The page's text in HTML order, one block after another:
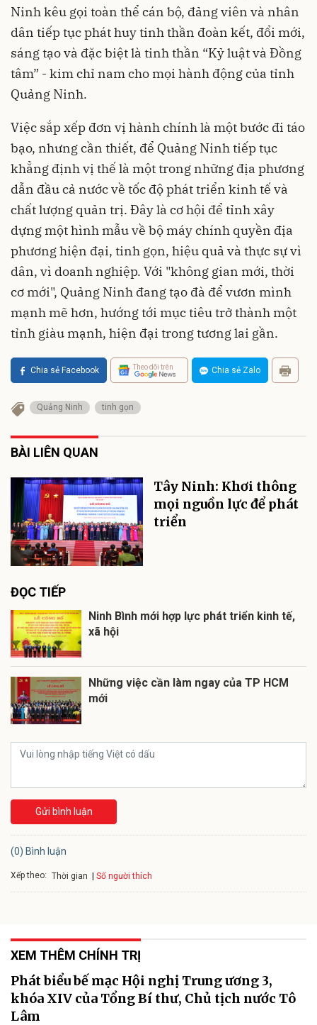
Ninh kêu gọi toàn thể cán bộ, đảng viên và nhân
dân tiếp tục phát huy tinh thần đoàn kết, đổi mới,
sáng tạo và đặc biệt là tinh thần “Kỷ luật và Đồng
tâm” - kim chỉ nam cho mọi hành động của tỉnh
Quảng Ninh.
Việc sắp xếp đơn vị hành chính là một bước đi táo
bạo, nhưng cần thiết, để Quảng Ninh tiếp tục
khẳng định vị thế là một trong những địa phương
dẫn đầu cả nước về tốc độ phát triển kinh tế và
chất lượng quản trị. Đây là cơ hội để tỉnh xây
dựng một hình mẫu về bộ máy chính quyền địa
phương hiện đại, tinh gọn, hiệu quả và thực sự vì
dân, vì doanh nghiệp. Với "không gian mới, thời
cơ mới", Quảng Ninh đang tạo đà để vươn mình
mạnh mẽ hơn, hướng tới mục tiêu trở thành một
tỉnh giàu mạnh, hiện đại trong tương lai gần.
Chia sẻ Facebook Theo dõi trên Chia sẻ Zalo
Quảng Ninh tinh gọn
BÀI LIÊN QUAN
Tây Ninh: Khơi thông
mọi nguồn lực để phát
triển
ĐỌC TIẾP
Ninh Bình mới hợp lực phát triển kinh tế,
xã hội
Những việc cần làm ngay của TP HCM
mới
Gửi bình luận
(0) Bình luận
Xếp theo: Thời gian Số người thích
XEM THÊM CHÍNH TRỊ
Phát biểu bế mạc Hội nghị Trung ương 3,
khóa XIV của Tổng Bí thư, Chủ tịch nước Tô
Lâm